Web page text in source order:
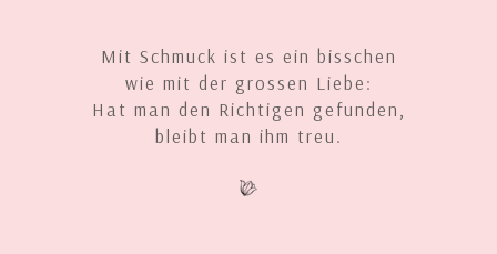
Mit Schmuck ist es ein bisschen
wie mit der grossen Liebe:
Hat man den Richtigen gefunden,
bleibt man ihm treu.